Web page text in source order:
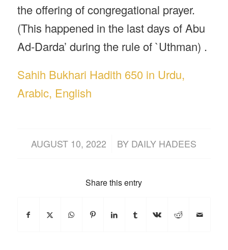
the offering of congregational prayer.
(This happened in the last days of Abu
Ad-Darda’ during the rule of `Uthman) .
Sahih Bukhari Hadith 650 in Urdu,
Arabic, English
AUGUST 10, 2022
/ BY DAILY HADEES
Share this entry